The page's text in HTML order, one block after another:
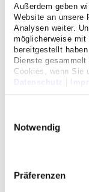
Außerdem geben
Website an unsere
Analysen weiter.
möglicherweise mit
bereitgestellt
Dienste
Cookies, wenn Sie
Datenschutz
Notwendig
Präferenzen
eine praktische
der Klinik.
Kündigt die
ersten Wehen